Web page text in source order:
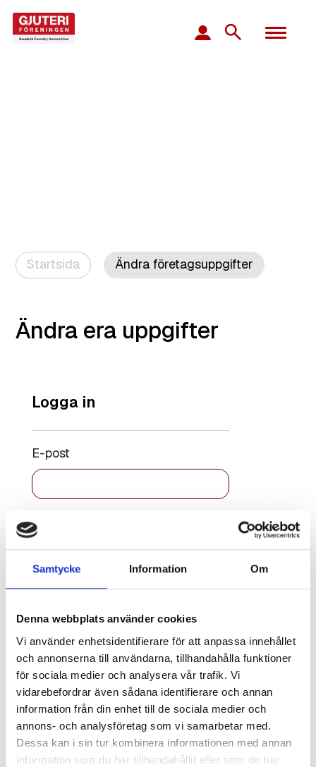
Samtycke Information Om
Denna webbplats använder cookies
Vi använder enhetsidentifierare för att anpassa innehållet
och annonserna till användarna, tillhandahålla funktioner
för sociala medier och analysera vår trafik. Vi
vidarebefordrar även sådana identifierare och annan
information från din enhet till de sociala medier och
annons- och analysföretag som vi samarbetar med.
Dessa kan i sin tur kombinera informationen med annan
information som du har tillhandahållit eller som de har
Startsida Ändra företagsuppgifter
Ändra era uppgifter
Logga in
E-post
Lösenord
Kom ihåg
Återställ
Logga in